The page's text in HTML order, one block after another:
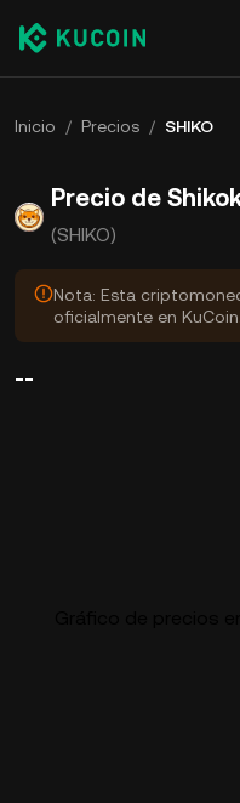
Inicio / Precios / SHIKO
Precio de
(SHIKO)
Nota: Esta
oficialmente en KuCoin.
--